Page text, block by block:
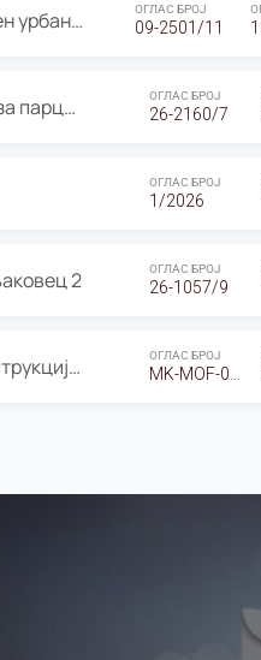
ЈАВНА ПРЕЗЕНТАЦИЈА И ЈАВНА АНКЕТА по Нацрт- Детален урбанистички план Градска четврт Ј 05- Барутана, Општина Центар- Скопје, плански период 2025-2030 ОГЛАС БРОЈ
09-2501/11
ОГЛАС за Јавно излагање на Проектна програма со план за парцелација за Урбанистички проект со план за парцелација за спојување на ГП 20.12 и ГП 20.37 од Изменување и дополнување на Детален урбанистички план Буњаковец 2, Општина Центар – Скопје ОГЛАС БРОЈ
26-2160/7
ОГЛАС БРОЈ
1/2026
2 ОГЛАС БРОЈ
26-1057/9
Оглас за Барање понуди за “Енергетски ефикасна реконструкција на објектот ООУ „Св. Кирил и Методиј" ОГЛАС БРОЈ